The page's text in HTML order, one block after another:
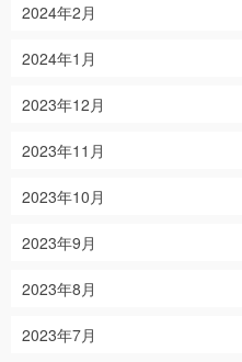
10/25
【結果】アオリイカ・オオモンハタ
松様・杉浦様Read More
2024年2月
2024年1月
2023年12月
2023年11月
2023年10月
2023年9月
2023年8月
2023年7月